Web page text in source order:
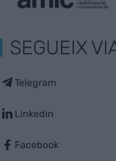
SEGUEIX
Telegram
Linkedin
Facebook